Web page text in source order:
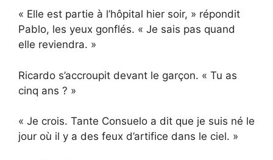
« Elle est partie à l’hôpital hier soir, » répondit
Pablo, les yeux gonflés. « Je sais pas quand
elle reviendra. »
Ricardo s’accroupit devant le garçon. « Tu as
cinq ans ? »
« Je crois. Tante Consuelo a dit que je suis né le
jour où il y a des feux d’artifice dans le ciel. »